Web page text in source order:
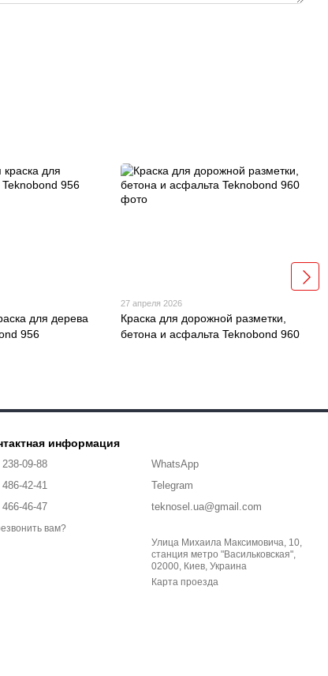
для дерева
956
27 апреля 2026
Краска для дорожной разметки,
бетона и асфальта Teknobond 960
информация
09-88
42-41
46-47
вам?
WhatsApp
Telegram
teknosel.ua@gmail.com
Улица Михаила Максимовича, 10,
станция метро "Васильковская",
02000, Киев, Украина
Карта проезда